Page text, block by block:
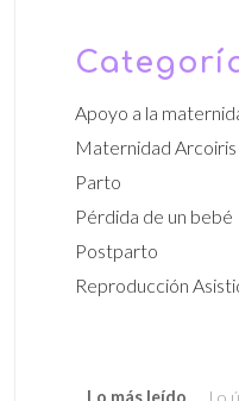
Apoyo a la
Maternidad Arcoiris
Parto
Pérdida de un bebé
Postparto
Reproducción
Lo más leído Lo